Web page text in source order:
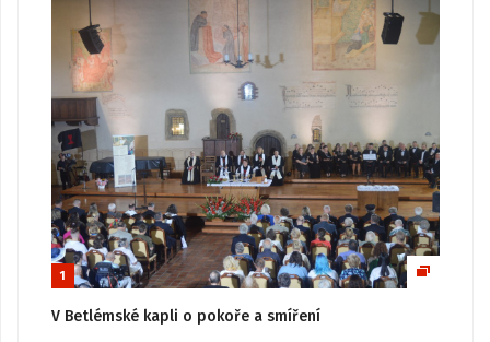
1
V Betlémské kapli o pokoře a smíření